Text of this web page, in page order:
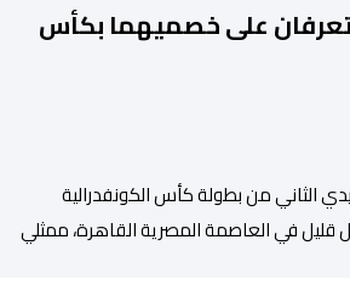
على خصميهما بكأس
الثاني من بطولة كأس الكونفدرالية
قليل في العاصمة المصرية القاهرة، ممثلي